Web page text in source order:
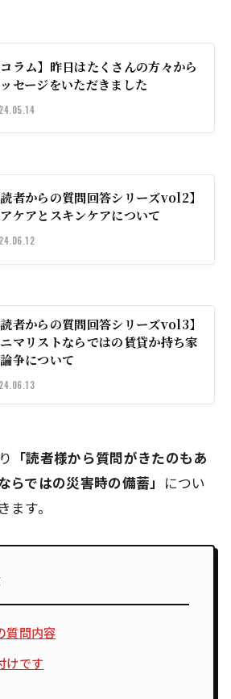
コラム】昨日はたくさんの方々から
セージをいただきました
読者からの質問回答シリーズvol2】
ケアとスキンケアについて
読者からの質問回答シリーズvol3】
ニマリストならではの賃貸か持ち家
争について
「読者様から質問がきたのもあ
らではの災害時の備蓄」 につい
す。
質問内容
けです